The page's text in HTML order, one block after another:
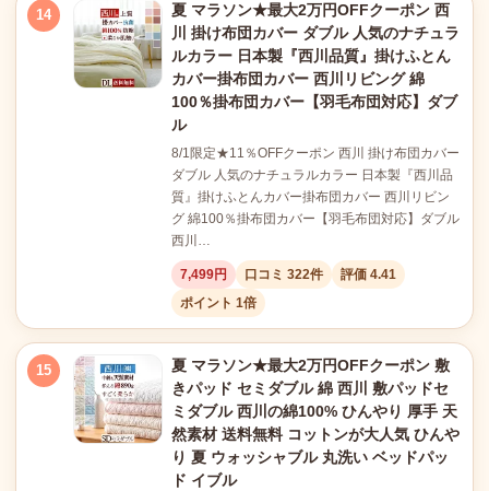
14
夏 マラソン★最大2万円OFFクーポン 西
川 掛け布団カバー ダブル 人気のナチュラ
ルカラー 日本製『西川品質』掛けふとん
カバー掛布団カバー 西川リビング 綿
100％掛布団カバー【羽毛布団対応】ダブ
ル
8/1限定★11％OFFクーポン 西川 掛け布団カバー
ダブル 人気のナチュラルカラー 日本製『西川品
質』掛けふとんカバー掛布団カバー 西川リビン
グ 綿100％掛布団カバー【羽毛布団対応】ダブル
西川…
7,499円 口コミ 322件
評価 4.41
ポイント 1倍
15
夏 マラソン★最大2万円OFFクーポン 敷
きパッド セミダブル 綿 西川 敷パッドセ
ミダブル 西川の綿100% ひんやり 厚手 天
然素材 送料無料 コットンが大人気 ひんや
り 夏 ウォッシャブル 丸洗い ベッドパッ
ド イブル